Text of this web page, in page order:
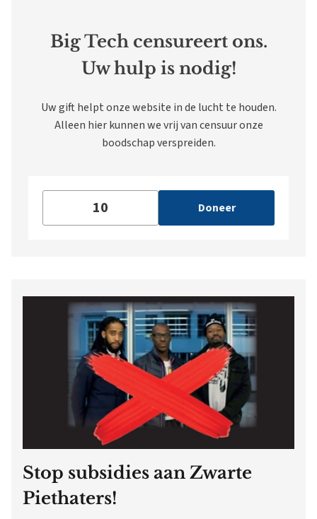
Big Tech censureert ons.
Uw hulp is nodig!
Uw gift helpt onze website in de lucht te houden.
Alleen hier kunnen we vrij van censuur onze
boodschap verspreiden.
Doneer
Stop subsidies aan Zwarte
Piethaters!